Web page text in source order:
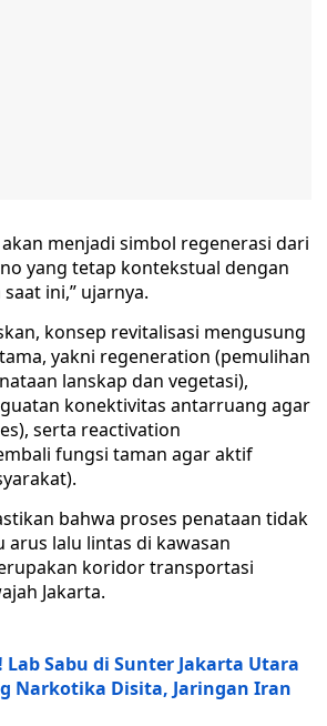
akan menjadi simbol regenerasi dari
yang tetap kontekstual dengan
ini,” ujarnya.
konsep revitalisasi mengusung
yakni regeneration (pemulihan
lanskap dan vegetasi),
konektivitas antarruang agar
serta reactivation
fungsi taman agar aktif
bahwa proses penataan tidak
arus lalu lintas di kawasan
koridor transportasi
Jakarta.
Lab Sabu di Sunter Jakarta Utara
Narkotika Disita, Jaringan Iran